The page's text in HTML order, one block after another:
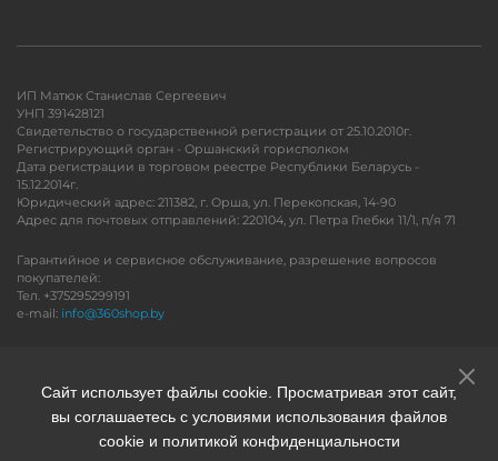
ИП Матюк Станислав Сергеевич
УНП 391428121
Свидетельство о государственной регистрации от 25.10.2010г.
Регистрирующий орган - Оршанский горисполком
Дата регистрации в торговом реестре Республики Беларусь -
15.12.2014г.
Юридический адрес: 211382, г. Орша, ул. Перекопская, 14-90
Адрес для почтовых отправлений: 220104, ул. Петра Глебки 11/1, п/я 71
Гарантийное и сервисное обслуживание, разрешение вопросов
покупателей:
Тел. +375295299191
e-mail: info@360shop.by
Сайт использует файлы cookie. Просматривая этот сайт,
вы соглашаетесь с условиями использования файлов
cookie и политикой конфиденциальности